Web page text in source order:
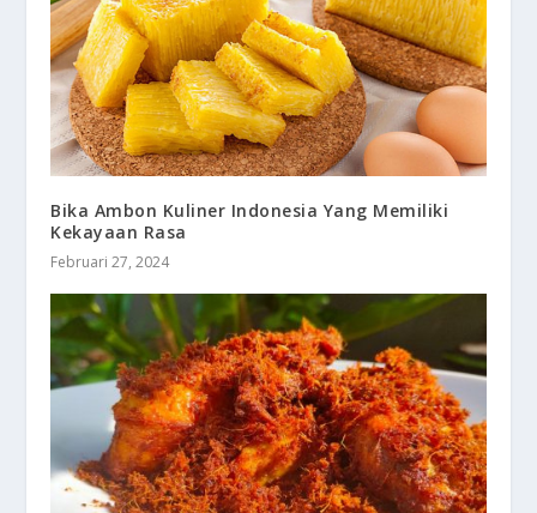
Bika Ambon Kuliner Indonesia Yang Memiliki
Kekayaan Rasa
Februari 27, 2024